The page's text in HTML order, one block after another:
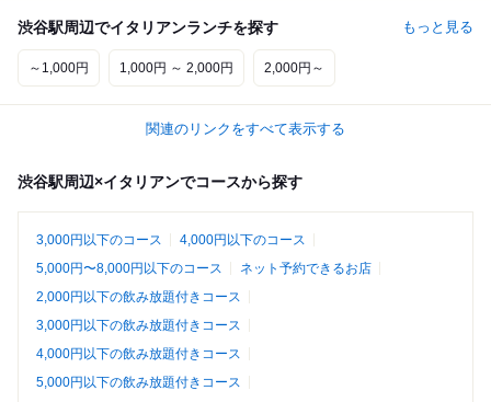
渋谷駅周辺でイタリアンランチを探す もっと見る
～1,000円 1,000円 ～ 2,000円 2,000円～
関連のリンクをすべて表示する
渋谷駅周辺×イタリアンでコースから探す
3,000円以下のコース
4,000円以下のコース
5,000円〜8,000円以下のコース
ネット予約できるお店
2,000円以下の飲み放題付きコース
3,000円以下の飲み放題付きコース
4,000円以下の飲み放題付きコース
5,000円以下の飲み放題付きコース